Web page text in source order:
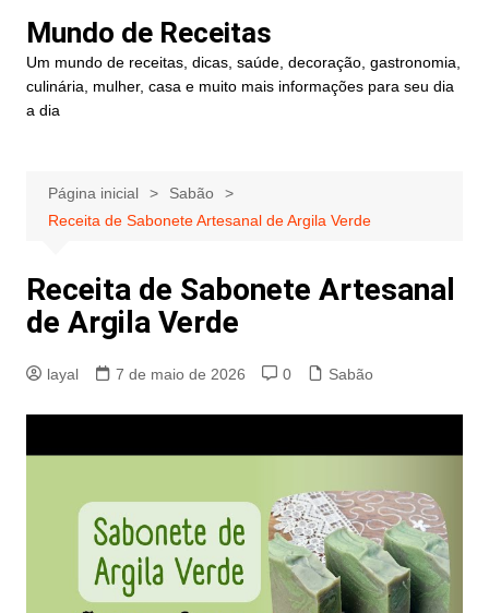
para
conteúdo
Mundo de Receitas
Um mundo de receitas, dicas, saúde, decoração, gastronomia,
culinária, mulher, casa e muito mais informações para seu dia
a dia
Página inicial
Sabão
Receita de Sabonete Artesanal de Argila Verde
Receita de Sabonete Artesanal
de Argila Verde
layal 7 de maio de 2026 0 Sabão